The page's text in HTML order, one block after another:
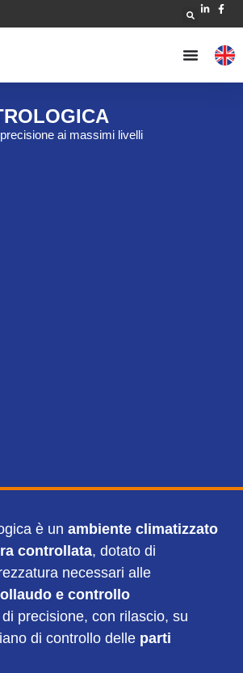
ai massimi livelli
è un ambiente climatizzato
controllata, dotato di
necessari alle
e controllo
di precisione, con rilascio, su
di controllo delle parti